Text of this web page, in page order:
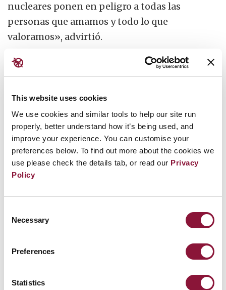
This website uses cookies
We use cookies and similar tools to help our site run
properly, better understand how it’s being used, and
improve your experience. You can customise your
preferences below. To find out more about the cookies we
use please check the details tab, or read our Privacy
Policy
Selection
Necessary
Preferences
Statistics
nucleares ponen en peligro a todas las
personas que amamos y todo lo que
valoramos», advirtió.
«No debemos tolerar esta locura ni un día
más».
Instó a los líderes mundiales a firmar el recién
adoptado Tratado sobre la Prohibición de las
Armas Nucleares. «Que este sea el principio
del fin de las armas nucleares», dijo.
«Adhiéranse a este tratado; erradiquen para
siempre la amenaza de la aniquilación
nuclear».